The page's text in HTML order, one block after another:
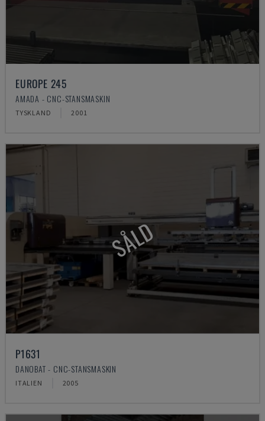
EUROPE 245
AMADA - CNC-STANSMASKIN
TYSKLAND 2001
SÅLD
P1631
DANOBAT - CNC-STANSMASKIN
ITALIEN 2005